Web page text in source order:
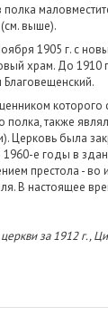
полка
выше).
1905 г. с
храм. До 1910
которого
также
Церковь была
е годы в
престола - во
В настоящее
за 1912 г.,